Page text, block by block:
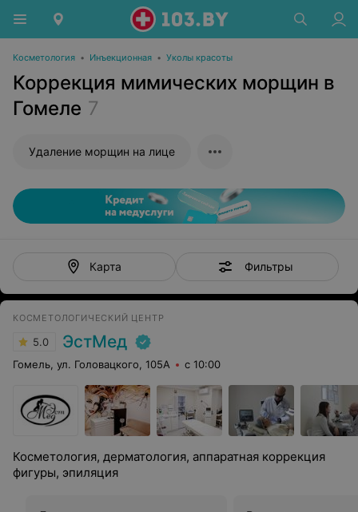
Косметология • Инъекционная • Уколы красоты
Коррекция мимических морщин в
Гомеле 7
Удаление морщин на лице
Карта Фильтры
КОСМЕТОЛОГИЧЕСКИЙ ЦЕНТР
5.0 ЭстМед
Гомель, ул. Головацкого, 105А с 10:00
Косметология, дерматология, аппаратная коррекция
фигуры, эпиляция